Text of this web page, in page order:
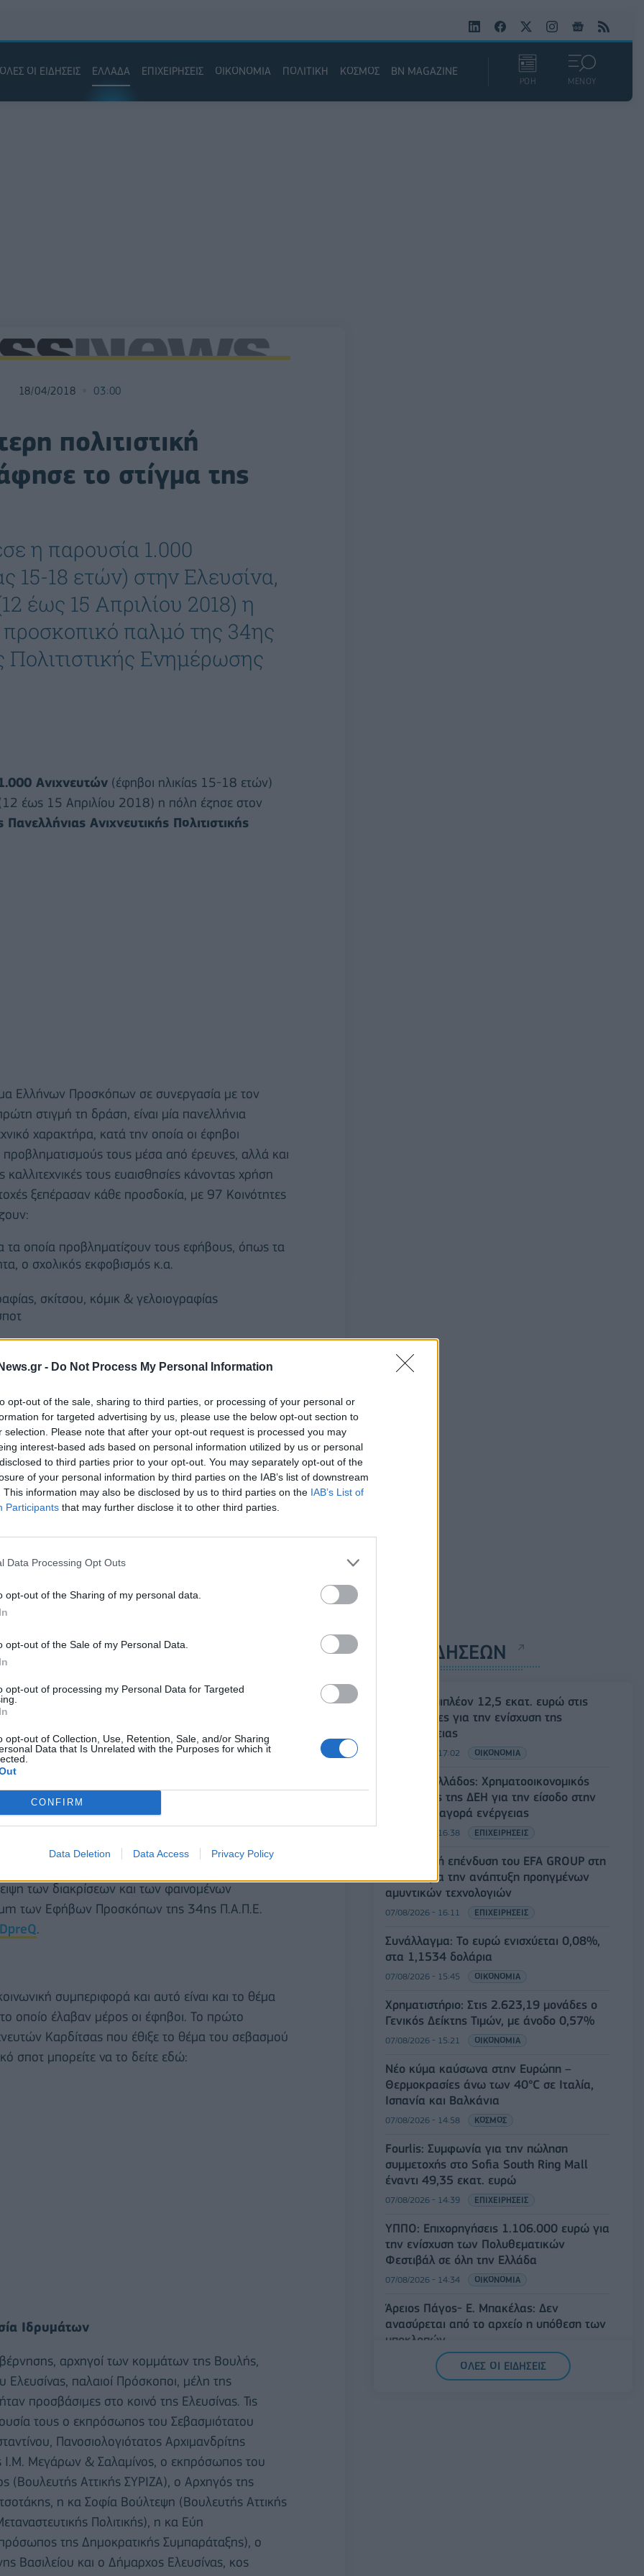
- Do Not Process My Personal Information
opt-out of the sale, sharing to third parties, or processing of your personal or
for targeted advertising by us, please use the below opt-out section to
selection. Please note that after your opt-out request is processed you may
interest-based ads based on personal information utilized by us or personal
to third parties prior to your opt-out. You may separately opt-out of the
of your personal information by third parties on the IAB’s list of downstream
This information may also be disclosed by us to third parties on the IAB’s List of
Participants that may further disclose it to other third parties.
Data Processing Opt Outs
opt-out of the Sharing of my personal data.
opt-out of the Sale of my Personal Data.
opt-out of processing my Personal Data for Targeted
opt-out of Collection, Use, Retention, Sale, and/or Sharing
Data that Is Unrelated with the Purposes for which it
CONFIRM
Data Deletion Data Access Privacy Policy
ΟΛΕΣ ΟΙ ΕΙΔΗΣΕΙΣ ΕΛΛΑΔΑ ΕΠΙΧΕΙΡΗΣΕΙΣ ΟΙΚΟΝΟΜΙΑ ΠΟΛΙΤΙΚΗ ΚΟΣΜΟΣ BN MAGAZINE
ΡΟΗ ΜΕΝΟΥ
18/04/2018 03:00
πολιτιστική
το στίγμα της
η παρουσία 1.000
15-18 ετών) στην Ελευσίνα,
έως 15 Απριλίου 2018) η
παλμό της 34ης
Πολιτιστικής Ενημέρωσης
Ανιχνευτών (έφηβοι ηλικίας 15-18 ετών)
(12 έως 15 Απριλίου 2018) η πόλη έζησε στον
Ανιχνευτικής Πολιτιστικής
Ελλήνων Προσκόπων σε συνεργασία με τον
στιγμή τη δράση, είναι μία πανελλήνια
χαρακτήρα, κατά την οποία οι έφηβοι
προβληματισμούς τους μέσα από έρευνες, αλλά και
καλλιτεχνικές τους ευαισθησίες κάνοντας χρήση
ξεπέρασαν κάθε προσδοκία, με 97 Κοινότητες
οποία προβληματίζουν τους εφήβους, όπως τα
o σχολικός εκφοβισμός κ.α.
σκίτσου, κόμικ & γελοιογραφίας
μοναδικό χρώμα στην πόλη της Ελευσίνας
ανάδειξε τους τρόπους με τους οποίους οι
τις συνήθειες μιας πόλης.
και το προσφυγικό
διαδικασία στην οποία συμμετέχουν Πρόσκοποι
τα θέματα που απασχολούν και
αποφασίζουν μόνοι τους το θέμα που θα
από ενηλίκους. Στο τέλος καταλήγουν από
παρουσιάζεται σε όλους τους εφήβους
κοινό που παρακολουθεί την εκδήλωση. Το
θέμα που έχει σχεδόν ξεχαστεί από την κοινωνία.
ένα πρόβλημα στο οποίο η πολιτεία και η
οι νέοι το βλέπουν αυτό! Ενδιαφέρονται και
των διακρίσεων και των φαινομένων
των Εφήβων Προσκόπων της 34ης Π.Α.Π.Ε.
.
συμπεριφορά και αυτό είναι και το θέμα
οποίο έλαβαν μέρος οι έφηβοι. Το πρώτο
Καρδίτσας που έθιξε το θέμα του σεβασμού
σποτ μπορείτε να το δείτε εδώ:
Ιδρυμάτων
αρχηγοί των κομμάτων της Βουλής,
Ελευσίνας, παλαιοί Πρόσκοποι, μέλη της
προσβάσιμες στο κοινό της Ελευσίνας. Τις
τους ο εκπρόσωπος του Σεβασμιότατου
Πανοσιολογιότατος Αρχιμανδρίτης
Ι.Μ. Μεγάρων & Σαλαμίνος, ο εκπρόσωπος του
(Βουλευτής Αττικής ΣΥΡΙΖΑ), ο Αρχηγός της
η κα Σοφία Βούλτεψη (Βουλευτής Αττικής
Πολιτικής), η κα Εύη
της Δημοκρατικής Συμπαράταξης), ο
Βασιλείου και ο Δήμαρχος Ελευσίνας, κος
ΡΟΗ ΕΙΔΗΣΕΩΝ
ΥΠΑΑΤ: Επιπλέον 12,5 εκατ. ευρώ στις
Περιφέρειες για την ενίσχυση της
βιοασφάλειας
07/08/2026 - 17:02 ΟΙΚΟΝΟΜΙΑ
Deloitte Ελλάδος: Χρηματοοικονομικός
σύμβουλος της ΔΕΗ για την είσοδο στην
πολωνική αγορά ενέργειας
07/08/2026 - 16:38 ΕΠΙΧΕΙΡΗΣΕΙΣ
Στρατηγική επένδυση του EFA GROUP στη
Fractal για την ανάπτυξη προηγμένων
αμυντικών τεχνολογιών
07/08/2026 - 16:11 ΕΠΙΧΕΙΡΗΣΕΙΣ
Συνάλλαγμα: Το ευρώ ενισχύεται 0,08%,
στα 1,1534 δολάρια
07/08/2026 - 15:45 ΟΙΚΟΝΟΜΙΑ
Χρηματιστήριο: Στις 2.623,19 μονάδες ο
Γενικός Δείκτης Τιμών, με άνοδο 0,57%
07/08/2026 - 15:21 ΟΙΚΟΝΟΜΙΑ
Νέο κύμα καύσωνα στην Ευρώπη –
Θερμοκρασίες άνω των 40°C σε Ιταλία,
Ισπανία και Βαλκάνια
07/08/2026 - 14:58 ΚΟΣΜΟΣ
Fourlis: Συμφωνία για την πώληση
συμμετοχής στο Sofia South Ring Mall
έναντι 49,35 εκατ. ευρώ
07/08/2026 - 14:39 ΕΠΙΧΕΙΡΗΣΕΙΣ
ΥΠΠΟ: Επιχορηγήσεις 1.106.000 ευρώ για
την ενίσχυση των Πολυθεματικών
Φεστιβάλ σε όλη την Ελλάδα
07/08/2026 - 14:34 ΟΙΚΟΝΟΜΙΑ
Άρειος Πάγος- Ε. Μπακέλας: Δεν
ανασύρεται από το αρχείο η υπόθεση των
υποκλοπών
07/08/2026 - 14:11
ΟΛΕΣ ΟΙ ΕΙΔΗΣΕΙΣ